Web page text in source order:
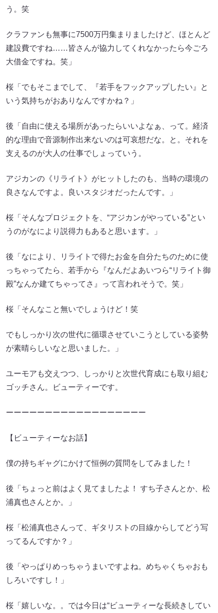
う。笑
クラファンも無事に7500万円集まりましたけど、ほとんど
建設費ですね……皆さんが協力してくれなかったら今ごろ
大借金ですね。笑」
桜「でもそこまでして、『若手をフックアップしたい』と
いう気持ちがおありなんですかね？」
後「自由に使える場所があったらいいよなぁ、って。経済
的な理由で音源制作出来ないのは可哀想だな。と。それを
支えるのが大人の仕事でしょっていう。
アジカンの《リライト》がヒットしたのも、当時の環境の
良さなんですよ。良いスタジオだったんです。」
桜「そんなプロジェクトを、“アジカンがやっている”とい
うのがなにより説得力もあると思います。」
後「なにより、リライトで得たお金を自分たちのために使
っちゃってたら、若手から『なんだよあいつら“リライト御
殿”なんか建てちゃってさ』って言われそうで。笑」
桜「そんなこと無いでしょうけど！笑
でもしっかり次の世代に循環させていこうとしている姿勢
が素晴らしいなと思いました。」
ユーモアも交えつつ、しっかりと次世代育成にも取り組む
ゴッチさん。ビューティーです。
ーーーーーーーーーーーーーーーーーー
【ビューティーなお話】
僕の持ちギャグにかけて恒例の質問をしてみました！
後「ちょっと前はよく見てましたよ！ すち子さんとか、松
浦真也さんとか。」
桜「松浦真也さんって、ギタリストの目線からしてどう写
ってるんですか？」
後「やっぱりめっちゃうまいですよね。めちゃくちゃおも
しろいですし！」
桜「嬉しいな。。では今日は“ビューティーな長続きしてい